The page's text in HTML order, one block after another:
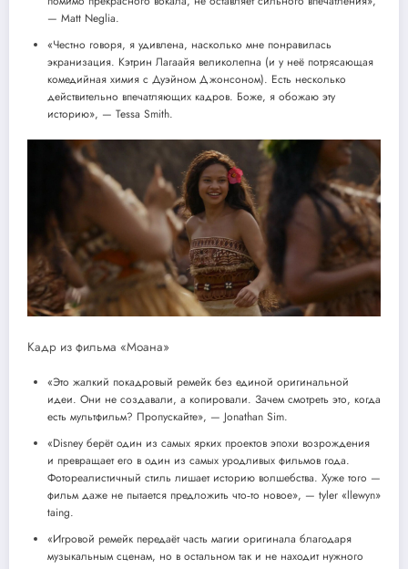
— Matt Neglia.
«Честно говоря, я удивлена, насколько мне понравилась
экранизация. Кэтрин Лагаайя великолепна (и у неё потрясающая
комедийная химия с Дуэйном Джонсоном). Есть несколько
действительно впечатляющих кадров. Боже, я обожаю эту
историю», — Tessa Smith.
Кадр из фильма «Моана»
«Это жалкий покадровый ремейк без единой оригинальной
идеи. Они не создавали, а копировали. Зачем смотреть это, когда
есть мультфильм? Пропускайте», — Jonathan Sim.
«Disney берёт один из самых ярких проектов эпохи возрождения
и превращает его в один из самых уродливых фильмов года.
Фотореалистичный стиль лишает историю волшебства. Хуже того —
фильм даже не пытается предложить что‑то новое», — tyler «llewyn»
taing.
«Игровой ремейк передаёт часть магии оригинала благодаря
музыкальным сценам, но в остальном так и не находит нужного